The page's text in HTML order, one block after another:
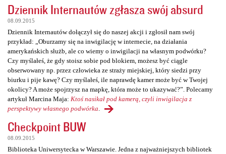
Dziennik Internautów zgłasza swój absurd
08.09.2015
Dziennik Internautów dołączył się do naszej akcji i zgłosił nam swój
przykład: „Oburzamy się na inwigilację w internecie, na działania
amerykańskich służb, ale co wiemy o inwigilacji na własnym podwórku?
Czy myślałeś, że gdy stoisz sobie pod blokiem, możesz być ciągle
obserwowany np. przez człowieka ze straży miejskiej, który siedzi przy
biurku i pije kawę? Czy myślałeś, ile naprawdę kamer może być w Twojej
okolicy? A może spojrzysz na mapkę, która może to ukazywać?”. Polecamy
artykuł Marcina Maja: Ktoś nasikał pod kamerą, czyli inwigilacja z
perspektywy własnego podwórka
Checkpoint BUW
08.09.2015
Biblioteka Uniwersytecka w Warszawie. Jedna z najważniejszych bibliotek